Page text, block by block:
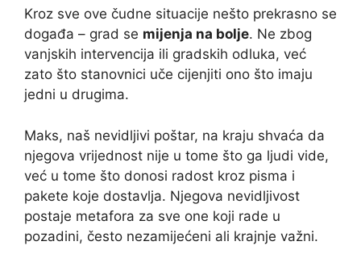
Kroz sve ove čudne situacije nešto prekrasno se
događa – grad se mijenja na bolje. Ne zbog
vanjskih intervencija ili gradskih odluka, već
zato što stanovnici uče cijenjiti ono što imaju
jedni u drugima.
Maks, naš nevidljivi poštar, na kraju shvaća da
njegova vrijednost nije u tome što ga ljudi vide,
već u tome što donosi radost kroz pisma i
pakete koje dostavlja. Njegova nevidljivost
postaje metafora za sve one koji rade u
pozadini, često nezamijećeni ali krajnje važni.